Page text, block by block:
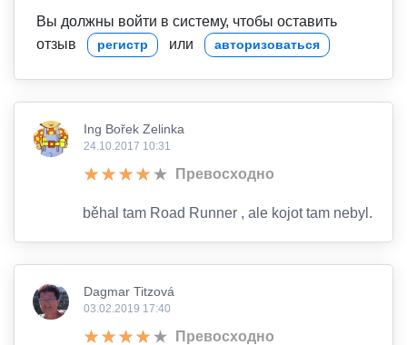
Вы должны войти в систему, чтобы оставить
отзыв
регистр или авторизоваться
Ing Bořek Zelinka
24.10.2017 10:31
Превосходно
běhal tam Road Runner , ale kojot tam nebyl.
Dagmar Titzová
03.02.2019 17:40
Превосходно